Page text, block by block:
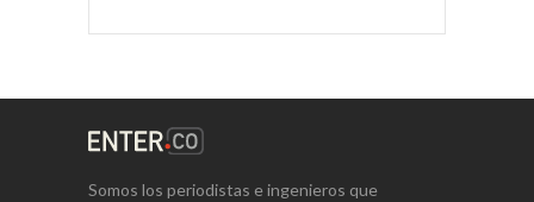
Somos los periodistas e ingenieros que